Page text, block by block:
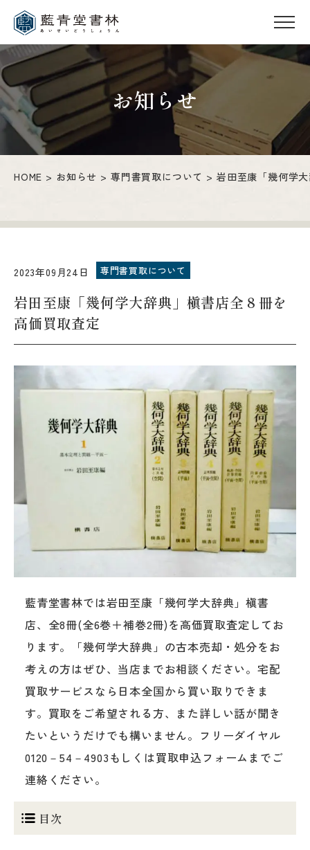
お知らせ
HOME お知らせ 専門書買取について 岩田至康「幾何学
2023年09月24日 専門書買取について
岩田至康「幾何学大辞典」槇書店全８冊を
高価買取査定
藍青堂書林では岩田至康「幾何学大辞典」槇書
店、全8冊(全6巻＋補巻2冊)を高価買取査定してお
ります。「幾何学大辞典」の古本売却・処分をお
考えの方はぜひ、当店までお相談ください。宅配
買取サービスなら日本全国から買い取りできま
す。買取をご希望される方、また詳しい話が聞き
たいというだけでも構いません。フリーダイヤル
0120－54－4903もしくは買取申込フォームまでご
連絡ください。
目次